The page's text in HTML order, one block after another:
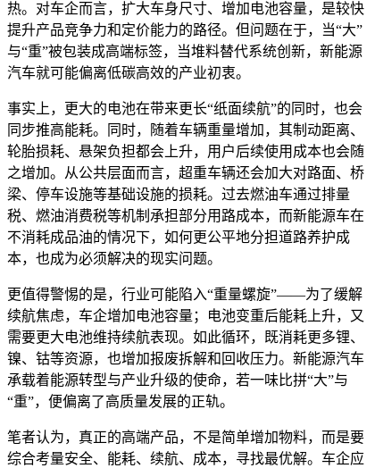
热。对车企而言，扩大车身尺寸、增加电池容量，是较快
提升产品竞争力和定价能力的路径。但问题在于，当“大”
与“重”被包装成高端标签，当堆料替代系统创新，新能源
汽车就可能偏离低碳高效的产业初衷。
事实上，更大的电池在带来更长“纸面续航”的同时，也会
同步推高能耗。同时，随着车辆重量增加，其制动距离、
轮胎损耗、悬架负担都会上升，用户后续使用成本也会随
之增加。从公共层面而言，超重车辆还会加大对路面、桥
梁、停车设施等基础设施的损耗。过去燃油车通过排量
税、燃油消费税等机制承担部分用路成本，而新能源车在
不消耗成品油的情况下，如何更公平地分担道路养护成
本，也成为必须解决的现实问题。
更值得警惕的是，行业可能陷入“重量螺旋”——为了缓解
续航焦虑，车企增加电池容量；电池变重后能耗上升，又
需要更大电池维持续航表现。如此循环，既消耗更多锂、
镍、钴等资源，也增加报废拆解和回收压力。新能源汽车
承载着能源转型与产业升级的使命，若一味比拼“大”与
“重”，便偏离了高质量发展的正轨。
笔者认为，真正的高端产品，不是简单增加物料，而是要
综合考量安全、能耗、续航、成本，寻找最优解。车企应